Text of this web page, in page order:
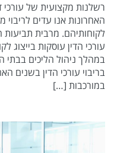
רשלנות מקצועית של עורכי
האחרונות אנו עדים לריבוי
לקוחותיהם. מרבית
עורכי הדין עוסקות בייצוג
במהלך ניהול הליכים
בריבוי עורכי הדין בשנים
במורכבות […]